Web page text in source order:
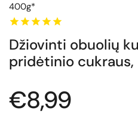
400g*
Džiovinti obuolių
pridėtinio
Normali kaina
€8,99